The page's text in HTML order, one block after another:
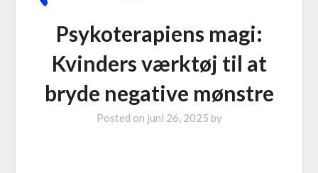
Psykoterapiens magi:
Kvinders værktøj til at
bryde negative mønstre
Posted on juni 26, 2025 by